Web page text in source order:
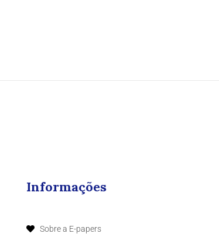
Informações
Sobre a E-papers